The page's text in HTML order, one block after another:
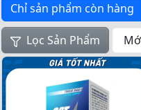
Chỉ sản phẩm còn hàng
Lọc Sản Phẩm